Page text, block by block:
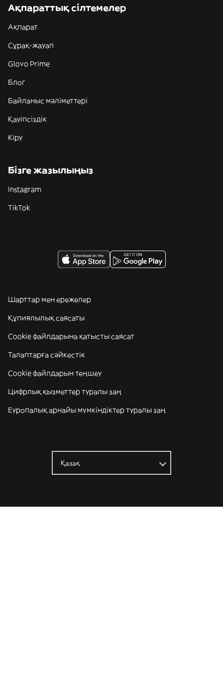
Ақпараттық сілтемелер
Ақпарат
Сұрақ-жауап
Glovo Prime
Блог
Байланыс мәліметтері
Қауіпсіздік
Кіру
Бізге жазылыңыз
Instagram
TikTok
Шарттар мен ережелер
Құпиялылық саясаты
Cookie файлдарына қатысты саясат
Талаптарға сәйкестік
Cookie файлдарын теңшеу
Цифрлық қызметтер туралы заң
Еуропалық арнайы мүмкіндіктер туралы заң